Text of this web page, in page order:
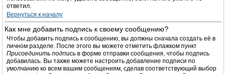
ответил.
Вернуться к началу
Как мне добавить подпись к своему сообщению?
Чтобы добавить подпись к сообщению, вы должны сначала создать её в
личном разделе. После этого вы можете отметить флажком пункт
Присоединить подпись в форме отправки сообщения, чтобы подпись
добавилась. Вы также можете настроить добавление подписи по
умолчанию ко всем вашим сообщениям, сделав соответствующий выбор